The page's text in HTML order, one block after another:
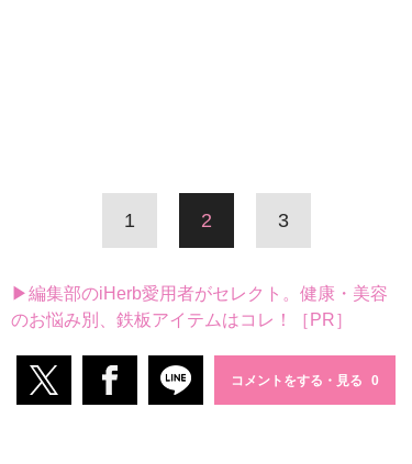
1 2 3
▶編集部のiHerb愛用者がセレクト。健康・美容
のお悩み別、鉄板アイテムはコレ！［PR］
コメントをする・見る